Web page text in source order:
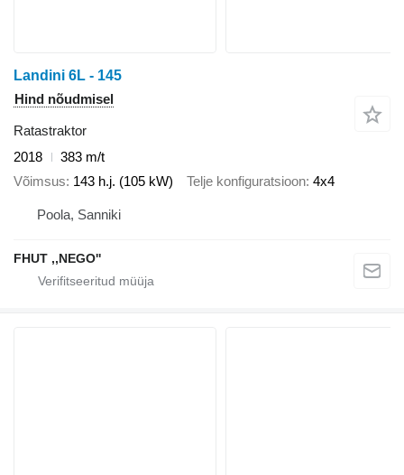
Landini 6L - 145
Hind nõudmisel
Ratastraktor
2018
383 m/t
Võimsus 143 h.j. (105 kW) Telje konfiguratsioon 4x4
Poola, Sanniki
FHUT ,,NEGO''